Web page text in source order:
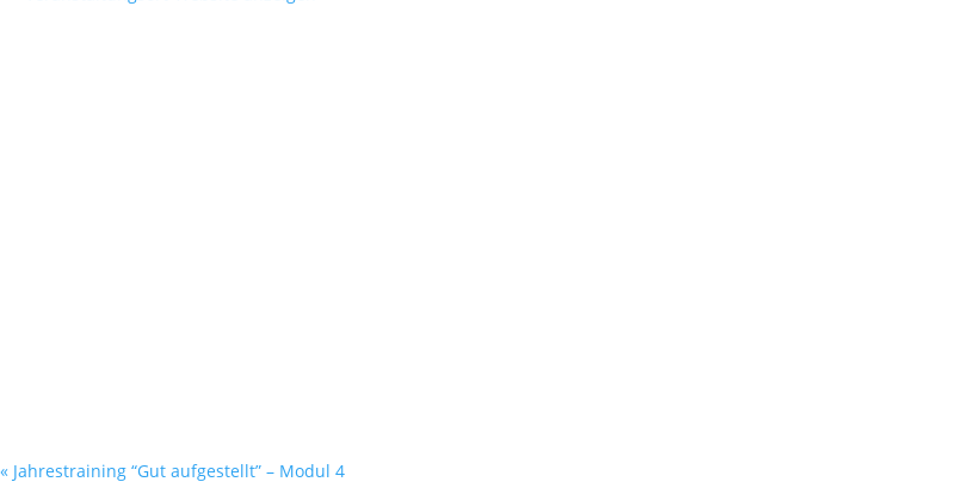
« Jahrestraining “Gut aufgestellt” – Modul 4